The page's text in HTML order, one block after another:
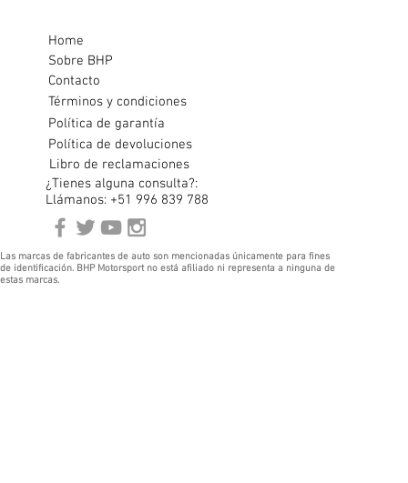
Home
Sobre BHP
Contacto
Términos y condiciones
Política de garantía
Política de devoluciones
Libro de reclamaciones
¿Tienes alguna consulta?:
Llámanos: +51 996 839 788
Las marcas de fabricantes de auto son mencionadas únicamente para fines
de identificación. BHP Motorsport no está afiliado ni representa a ninguna de
estas marcas.